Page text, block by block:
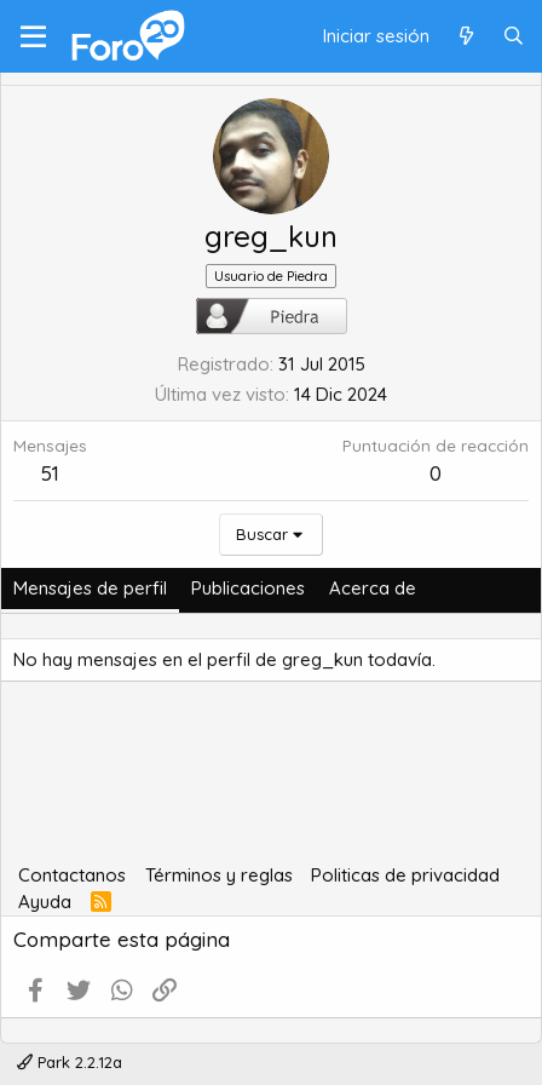
Iniciar sesión
greg_kun
Usuario de Piedra
Registrado 31 Jul 2015
Última vez visto 14 Dic 2024
Mensajes
51
Puntuación de reacción
0
Buscar
Mensajes de perfil Publicaciones Acerca de
No hay mensajes en el perfil de greg_kun todavía.
Contactanos Términos y reglas
Politicas de privacidad
Ayuda
R
S
S
Comparte esta página
Facebook
Twitter WhatsApp
Park 2.2.12a